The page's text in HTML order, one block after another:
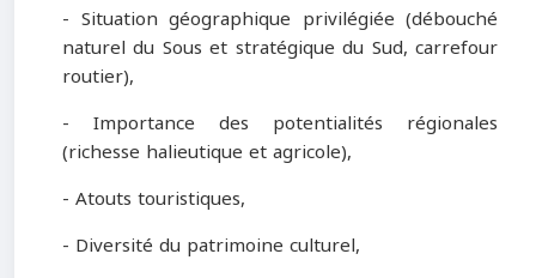
- Situation géographique privilégiée (débouché
naturel du Sous et stratégique du Sud, carrefour
routier),
- Importance des potentialités régionales
(richesse halieutique et agricole),
- Atouts touristiques,
- Diversité du patrimoine culturel,